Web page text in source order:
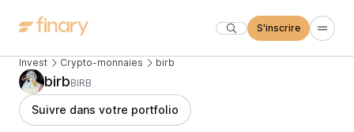
S'inscrire
Invest Crypto-monnaies birb
birbBIRB
Suivre dans votre portfolio